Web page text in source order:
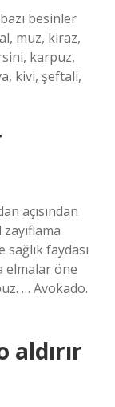
besinler
muz, kiraz,
karpuz,
kivi, şeftali,
açısından
faydası
elmalar öne
… Avokado.
aldırır